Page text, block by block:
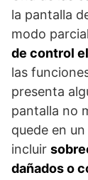
la pantalla
modo
de control
las
presenta
pantalla no
quede en
incluir
dañados o